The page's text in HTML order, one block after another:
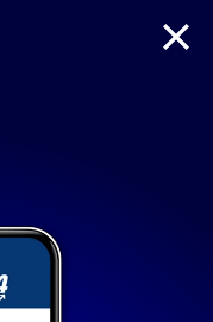
Mietwagen